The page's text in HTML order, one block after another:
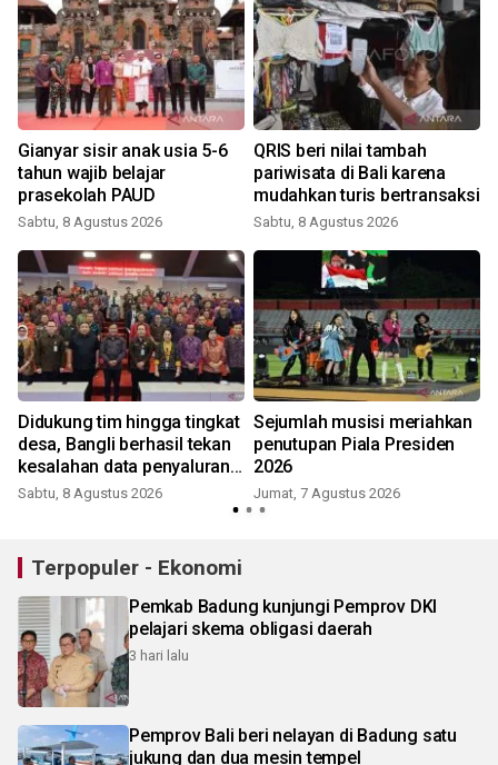
Gianyar sisir anak usia 5-6
tahun wajib belajar
prasekolah PAUD
Sabtu, 8 Agustus 2026
QRIS beri nilai tambah
pariwisata di Bali karena
mudahkan turis bertransaksi
Sabtu, 8 Agustus 2026
Didukung tim hingga tingkat
desa, Bangli berhasil tekan
kesalahan data penyaluran
bansos
Sabtu, 8 Agustus 2026
Sejumlah musisi meriahkan
penutupan Piala Presiden
2026
Jumat, 7 Agustus 2026
Terpopuler - Ekonomi
Pemkab Badung kunjungi Pemprov DKI
pelajari skema obligasi daerah
3 hari lalu
Pemprov Bali beri nelayan di Badung satu
jukung dan dua mesin tempel